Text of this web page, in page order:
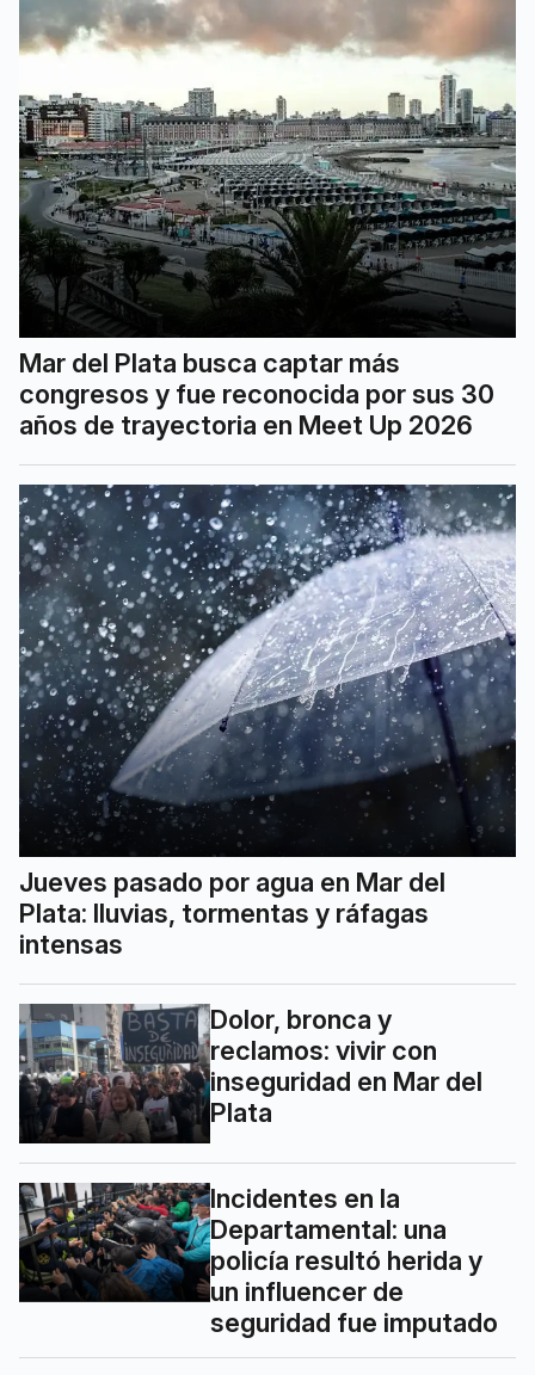
Mar del Plata busca captar más
congresos y fue reconocida por sus 30
años de trayectoria en Meet Up 2026
Jueves pasado por agua en Mar del
Plata: lluvias, tormentas y ráfagas
intensas
Dolor, bronca y
reclamos: vivir con
inseguridad en Mar del
Plata
Incidentes en la
Departamental: una
policía resultó herida y
un influencer de
seguridad fue imputado